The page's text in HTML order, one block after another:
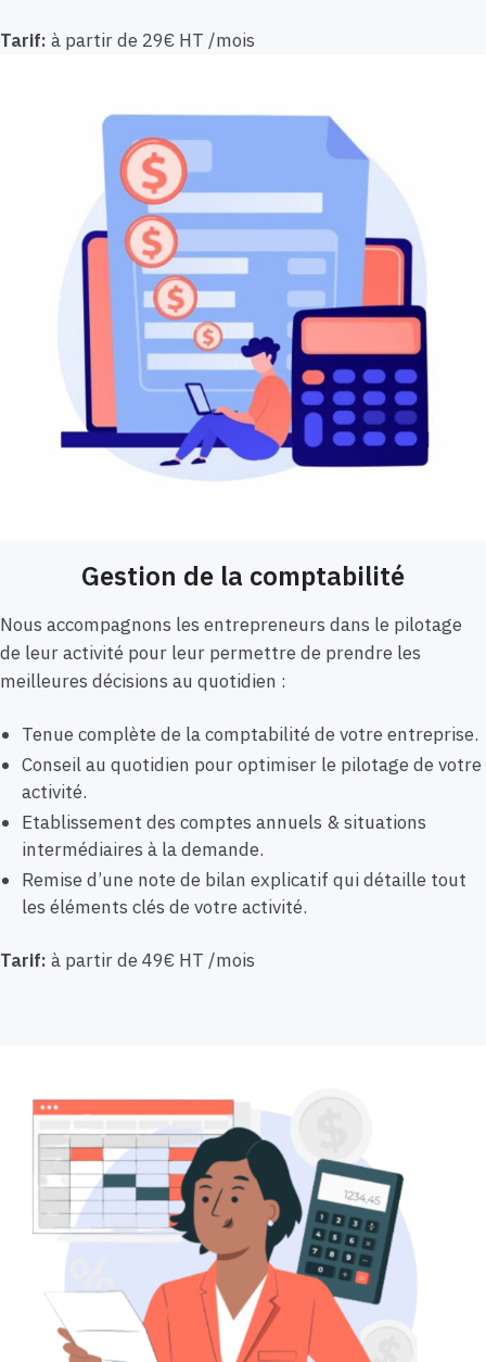
Tarif: à partir de 29€ HT /mois
Gestion de la comptabilité
Nous accompagnons les entrepreneurs dans le pilotage
de leur activité pour leur permettre de prendre les
meilleures décisions au quotidien :
Tenue complète de la comptabilité de votre entreprise.
Conseil au quotidien pour optimiser le pilotage de votre
activité.
Etablissement des comptes annuels & situations
intermédiaires à la demande.
Remise d’une note de bilan explicatif qui détaille tout
les éléments clés de votre activité.
Tarif: à partir de 49€ HT /mois